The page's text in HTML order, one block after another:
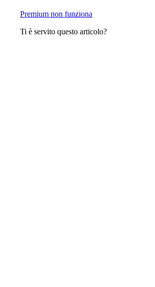
Premium non funziona
Ti è servito questo articolo?